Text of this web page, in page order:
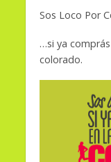
Sos Loco Por
…si ya
colorado.